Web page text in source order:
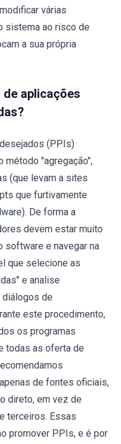
várias
sistema ao risco de
a sua própria
aplicações
(PPIs)
método "agregação",
(que levam a sites
que furtivamente
De forma a
devem estar muito
software e navegar na
que selecione as
e analise
diálogos de
este procedimento,
os programas
todas as oferta de
de fontes oficiais,
direto, em vez de
terceiros. Essas
promover PPIs, e é por